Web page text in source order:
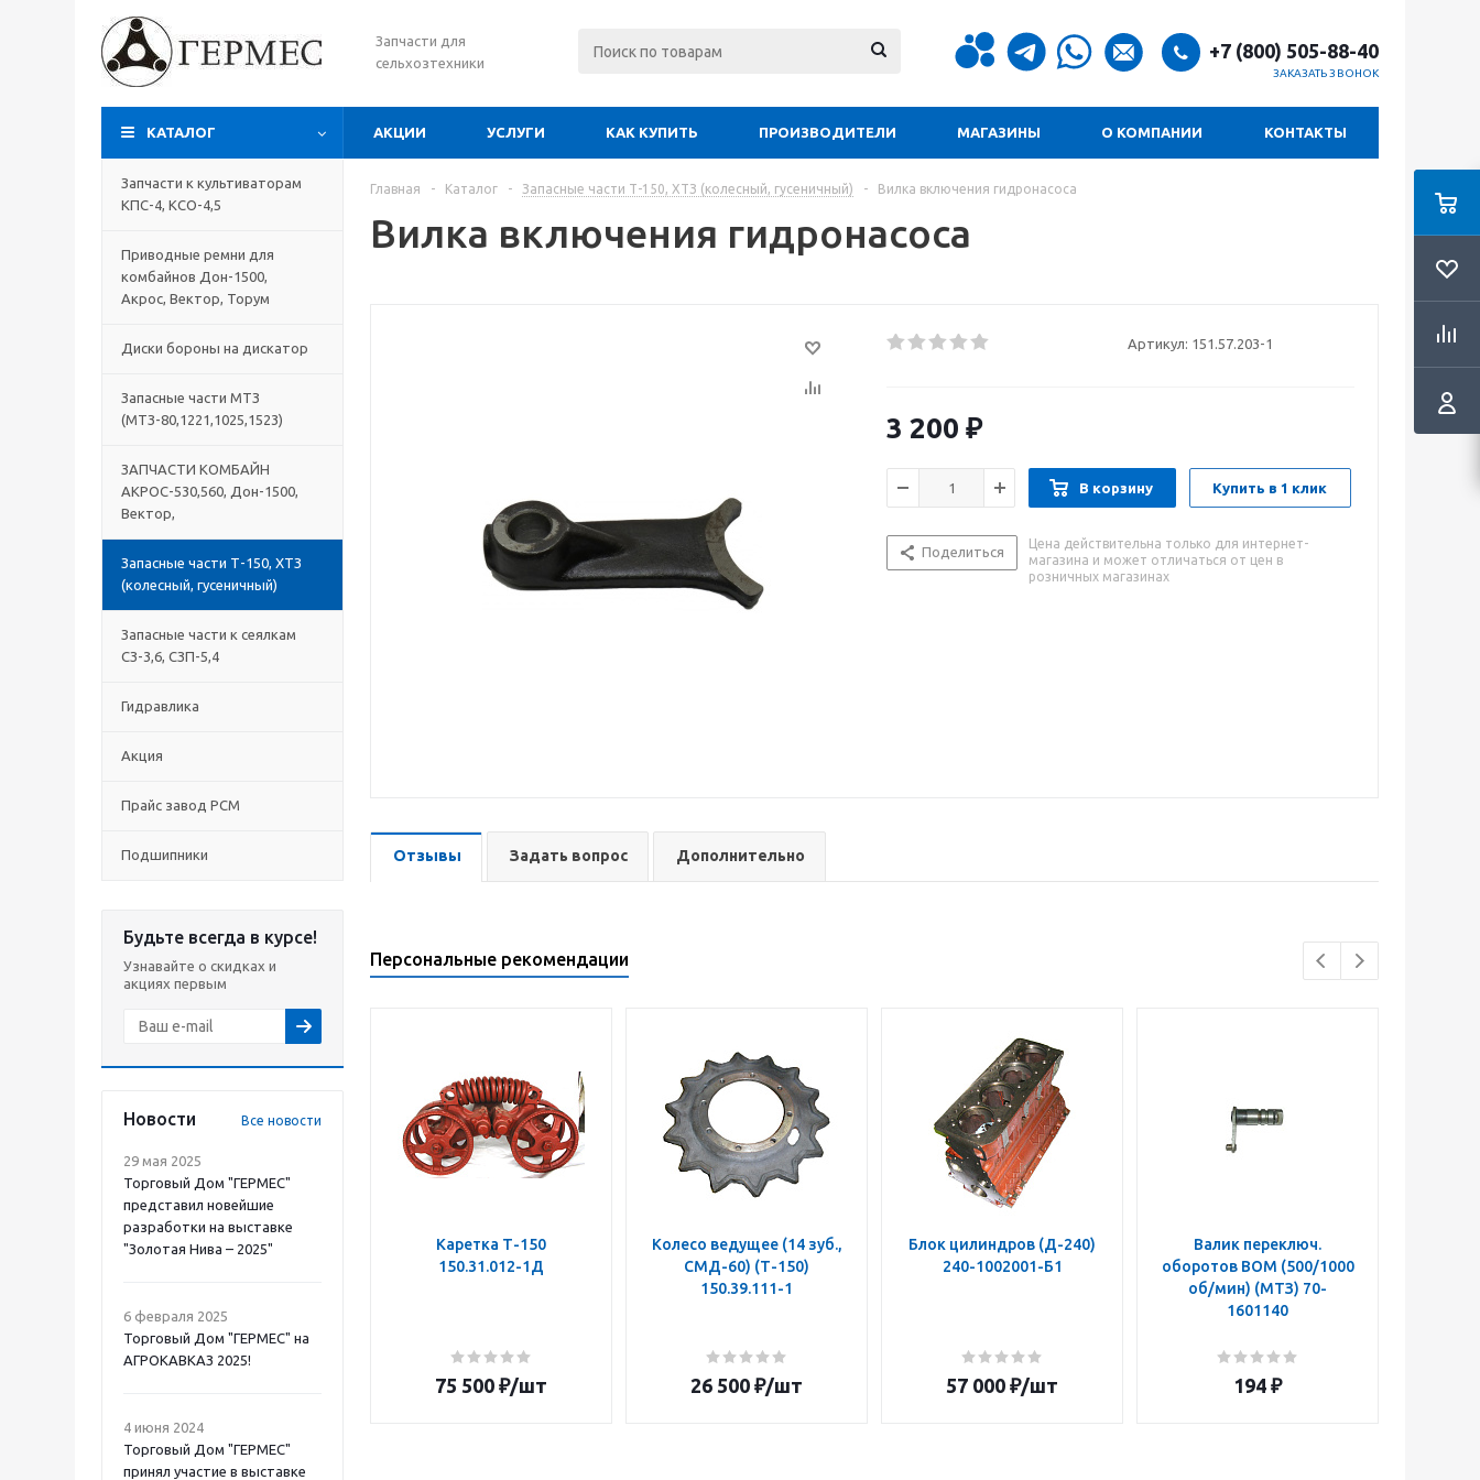
Запчасти для
сельхозтехники
+7 (800) 505-88-40
ЗАКАЗАТЬ ЗВОНОК
КАТАЛОГ АКЦИИ УСЛУГИ КАК КУПИТЬ ПРОИЗВОДИТЕЛИ МАГАЗИНЫ О КОМПАНИИ КОНТАКТЫ
Запчасти к культиваторам
КПС-4, КСО-4,5
Приводные ремни для
комбайнов Дон-1500,
Акрос, Вектор, Торум
Диски бороны на дискатор
Запасные части МТЗ
(МТЗ-80,1221,1025,1523)
ЗАПЧАСТИ КОМБАЙН
АКРОС-530,560, Дон-1500,
Вектор,
Запасные части Т-150, ХТЗ
(колесный, гусеничный)
Запасные части к сеялкам
СЗ-3,6, СЗП-5,4
Гидравлика
Акция
Прайс завод РСМ
Подшипники
Будьте всегда в курсе!
Узнавайте о скидках и
акциях первым
Новости Все новости
29 мая 2025
Торговый Дом "ГЕРМЕС"
представил новейшие
разработки на выставке
"Золотая Нива – 2025"
6 февраля 2025
Торговый Дом "ГЕРМЕС" на
АГРОКАВКАЗ 2025!
4 июня 2024
Торговый Дом "ГЕРМЕС"
принял участие в выставке
Главная - Каталог - Запасные части Т-150, ХТЗ (колесный, гусеничный) - Вилка включения гидронасоса
Вилка включения гидронасоса
Артикул: 151.57.203-1
3 200 ₽
В корзину Купить в 1 клик
Поделиться
Цена действительна только для интернет-
магазина и может отличаться от цен в
розничных магазинах
Отзывы Задать вопрос Дополнительно
Персональные рекомендации
Каретка Т-150
150.31.012-1Д
75 500 ₽/шт
Колесо ведущее (14 зуб.,
СМД-60) (Т-150)
150.39.111-1
26 500 ₽/шт
Блок цилиндров (Д-240)
240-1002001-Б1
57 000 ₽/шт
Валик переключ.
оборотов ВОМ (500/1000
об/мин) (МТЗ) 70-
1601140
194 ₽